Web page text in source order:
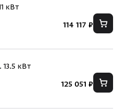
кВт
114 117 ₽
. 13.5 кВт
125 051 ₽
Скрыть/
Скрыть/